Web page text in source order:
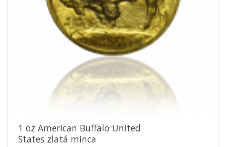
1 oz American Buffalo United
States zlatá minca